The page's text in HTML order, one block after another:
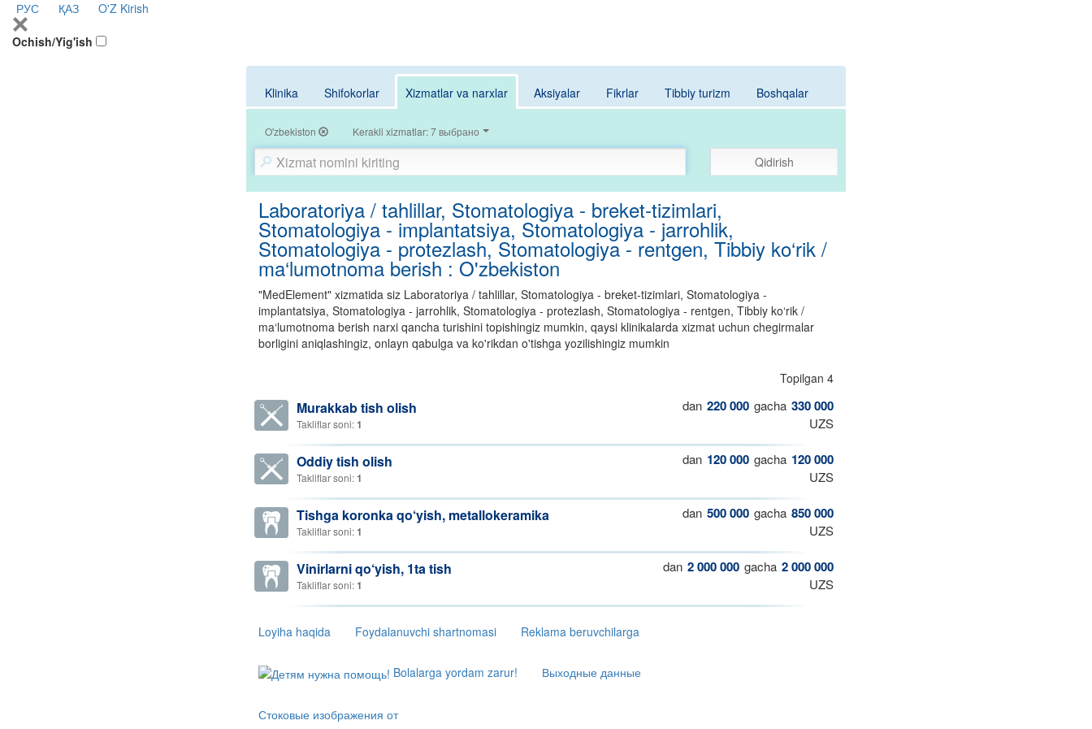
РУС ҚАЗ O'Z Kirish
Ochish/Yig'ish
Klinika Shifokorlar Xizmatlar va narxlar Aksiyalar Fikrlar Tibbiy turizm Boshqalar
O'zbekiston Kerakli xizmatlar: 7 выбрано
Qidirish
Laboratoriya / tahlillar, Stomatologiya - breket-tizimlari,
Stomatologiya - implantatsiya, Stomatologiya - jarrohlik,
Stomatologiya - protezlash, Stomatologiya - rentgen, Tibbiy ko‘rik /
ma‘lumotnoma berish : O'zbekiston
"MedElement" xizmatida siz Laboratoriya / tahlillar, Stomatologiya - breket-tizimlari, Stomatologiya -
implantatsiya, Stomatologiya - jarrohlik, Stomatologiya - protezlash, Stomatologiya - rentgen, Tibbiy ko‘rik /
ma‘lumotnoma berish narxi qancha turishini topishingiz mumkin, qaysi klinikalarda xizmat uchun chegirmalar
borligini aniqlashingiz, onlayn qabulga va ko'rikdan o'tishga yozilishingiz mumkin
Topilgan 4
Murakkab tish olish
Takliflar soni:1
dan 220 000 gacha 330 000
UZS
Oddiy tish olish
Takliflar soni:1
dan 120 000 gacha 120 000
UZS
Tishga koronka qo‘yish, metallokeramika
Takliflar soni:1
dan 500 000 gacha 850 000
UZS
Vinirlarni qo‘yish, 1ta tish
Takliflar soni:1
dan 2 000 000 gacha 2 000 000
UZS
Loyiha haqida Foydalanuvchi shartnomasi Reklama beruvchilarga
Bolalarga yordam zarur! Выходные данные
Стоковые изображения от